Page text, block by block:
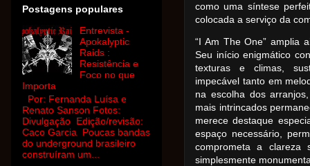
como uma síntese
colocada a serviço da
“I Am The One” amplia
Seu início enigmático
texturas e climas,
impecável tanto em
na escolha dos
mais intrincados
merece destaque
espaço necessário,
comprometa a
simplesmente
Postagens populares
Entrevista -
Apokalyptic
Raids :
Resistência e
Foco no que
Importa
Por: Fernanda Luísa e
Renato Sanson Fotos:
Divulgação Edição/revisão:
Caco Garcia Poucas bandas
do underground brasileiro
construíram um...